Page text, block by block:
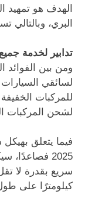
الهدف هو تمهيد
البري، وبالتالي
تدابير لخدمة
ومن بين الفوائد
لسائقي السيارات
للمركبات الخفيفة
لشحن المركبات
فيما يتعلق
2025
كيلومترًا على